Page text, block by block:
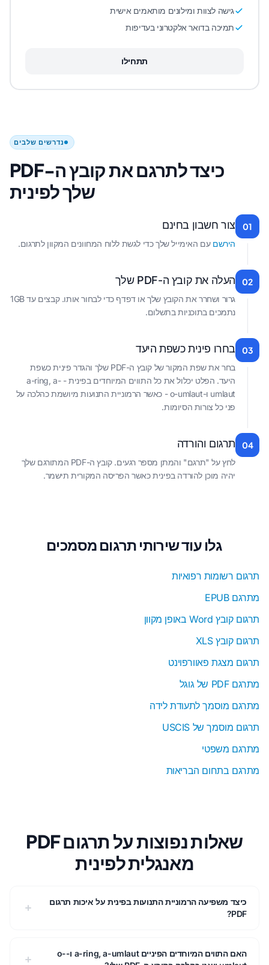
גישה לצוות ומילונים מותאמים אישית
תמיכה בדואר אלקטרוני בעדיפות
תתחילו
נדרשים שלבים
כיצד לתרגם את קובץ ה-PDF
שלך לפינית
01 צור חשבון בחינם
הירשם עם האימייל שלך כדי לגשת ללוח המחוונים המקוון לתרגום.
02 העלה את קובץ ה-PDF שלך
גרור ושחרר את הקובץ שלך או דפדף כדי לבחור אותו. קבצים עד 1GB
נתמכים בתוכניות בתשלום.
03 בחרו פינית כשפת היעד
בחר את שפת המקור של קובץ ה-PDF שלך והגדר פינית כשפת
היעד. הפלט יכלול את כל התווים המיוחדים בפינית - a-ring, a-
umlaut ו-o-umlaut - כאשר הרמוניית התנועות מיושמת כהלכה על
פני כל צורות הסיומות.
04 תרגום והורדה
לחץ על "תרגם" והמתן מספר רגעים. קובץ ה-PDF המתורגם שלך
יהיה מוכן להורדה בפינית כאשר הפריסה המקורית תישמר.
גלו עוד שירותי תרגום מסמכים
תרגום רשומות רפואיות
מתרגם EPUB
תרגום קובץ Word באופן מקוון
תרגום קובץ XLS
תרגום מצגת פאוורפוינט
מתרגם PDF של גוגל
מתרגם מוסמך לתעודת לידה
תרגום מוסמך של USCIS
מתרגם משפטי
מתרגם בתחום הבריאות
שאלות נפוצות על תרגום PDF
מאנגלית לפינית
כיצד משפיעה הרמוניית התנועות בפינית על איכות תרגום
PDF?
האם התווים המיוחדים הפיניים a-ring, a-umlaut ו-o-